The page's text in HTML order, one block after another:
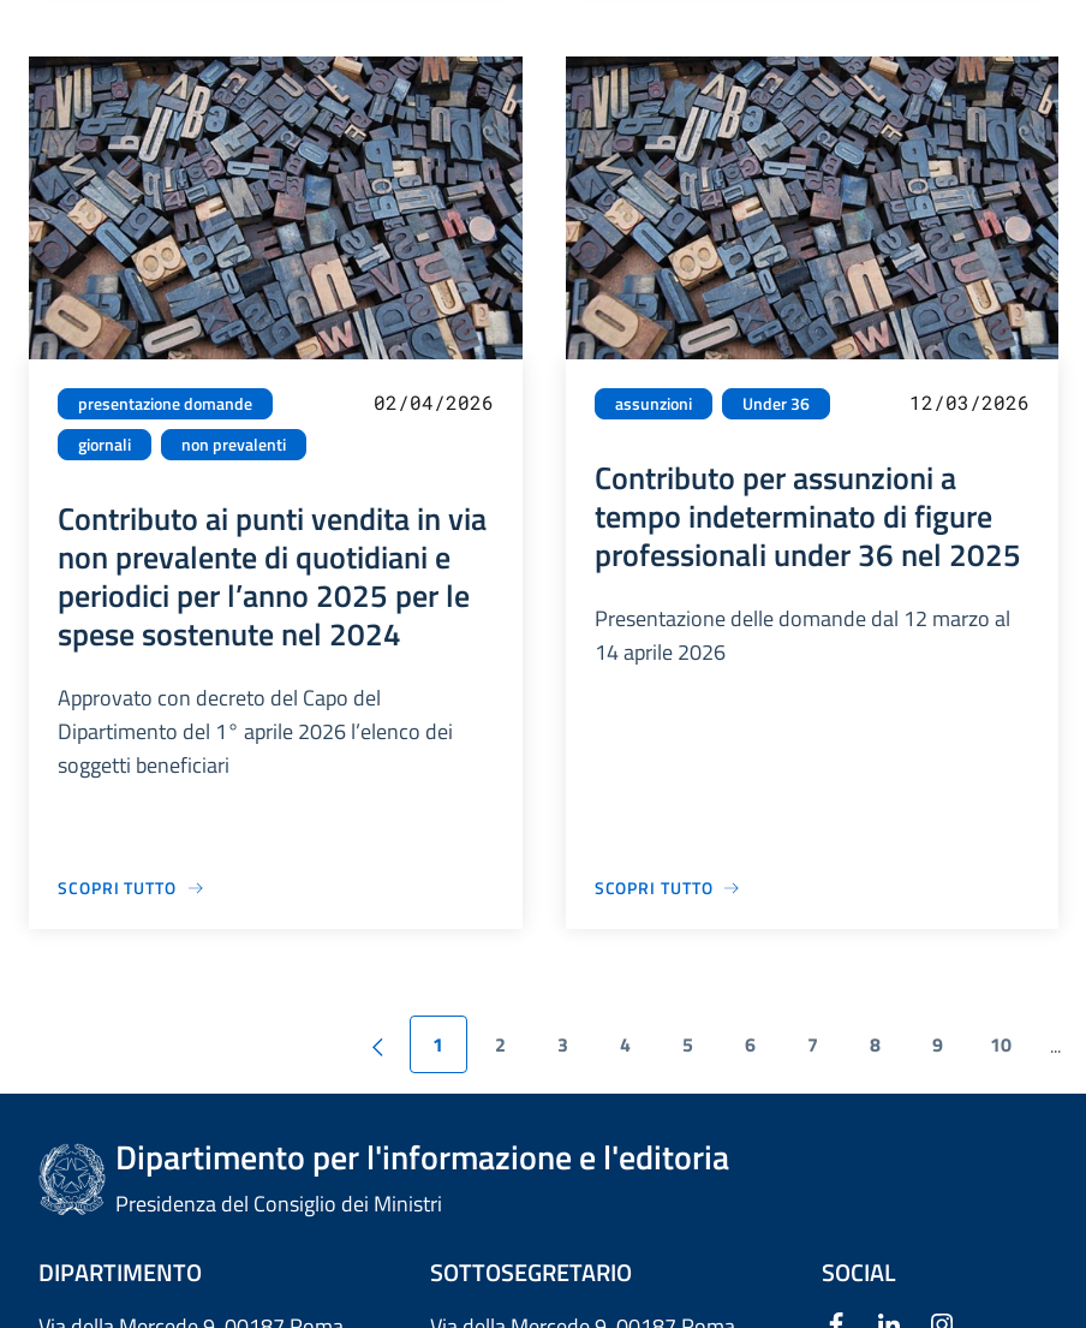
presentazione domande
giornali
non prevalenti
02/04/2026
Contributo ai punti vendita in via
non prevalente di quotidiani e
periodici per l’anno 2025 per le
spese sostenute nel 2024
Approvato con decreto del Capo del
Dipartimento del 1° aprile 2026 l’elenco dei
soggetti beneficiari
SCOPRI TUTTO
assunzioni Under 36 12/03/2026
Contributo per assunzioni a
tempo indeterminato di figure
professionali under 36 nel 2025
Presentazione delle domande dal 12 marzo al
14 aprile 2026
SCOPRI TUTTO
1 2 3 4 5 6 7 8 9 10 ...
Dipartimento per l'informazione e l'editoria
Presidenza del Consiglio dei Ministri
DIPARTIMENTO SOTTOSEGRETARIO SOCIAL